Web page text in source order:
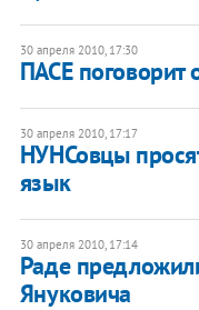
30 апреля 2010, 17:30
ПАСЕ поговорит
30 апреля 2010, 17:17
НУНСовцы
язык
30 апреля 2010, 17:14
Раде
Януковича